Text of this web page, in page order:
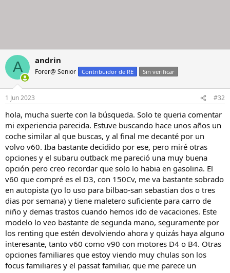
A andrin
Forer@ Senior Contribuidor de RE Sin verificar
1 Jun 2023 #32
hola, mucha suerte con la búsqueda. Solo te queria comentar
mi experiencia parecida. Estuve buscando hace unos años un
coche similar al que buscas, y al final me decanté por un
volvo v60. Iba bastante decidido por ese, pero miré otras
opciones y el subaru outback me pareció una muy buena
opción pero creo recordar que solo lo habia en gasolina. El
v60 que compré es el D3, con 150Cv, me va bastante sobrado
en autopista (yo lo uso para bilbao-san sebastian dos o tres
dias por semana) y tiene maletero suficiente para carro de
niño y demas trastos cuando hemos ido de vacaciones. Este
modelo lo veo bastante de segunda mano, seguramente por
los renting que estén devolviendo ahora y quizás haya alguno
interesante, tanto v60 como v90 con motores D4 o B4. Otras
opciones familiares que estoy viendo muy chulas son los
focus familiares y el passat familiar, que me parece un